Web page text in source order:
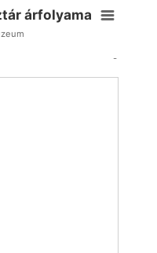
árfolyama
-